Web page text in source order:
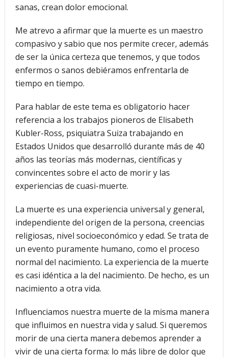
sanas, crean dolor emocional.
Me atrevo a afirmar que la muerte es un maestro
compasivo y sabio que nos permite crecer, además
de ser la única certeza que tenemos, y que todos
enfermos o sanos debiéramos enfrentarla de
tiempo en tiempo.
Para hablar de este tema es obligatorio hacer
referencia a los trabajos pioneros de Elisabeth
Kubler-Ross, psiquiatra Suiza trabajando en
Estados Unidos que desarrolló durante más de 40
años las teorías más modernas, científicas y
convincentes sobre el acto de morir y las
experiencias de cuasi-muerte.
La muerte es una experiencia universal y general,
independiente del origen de la persona, creencias
religiosas, nivel socioeconómico y edad. Se trata de
un evento puramente humano, como el proceso
normal del nacimiento. La experiencia de la muerte
es casi idéntica a la del nacimiento. De hecho, es un
nacimiento a otra vida.
Influenciamos nuestra muerte de la misma manera
que influimos en nuestra vida y salud. Si queremos
morir de una cierta manera debemos aprender a
vivir de una cierta forma: lo más libre de dolor que